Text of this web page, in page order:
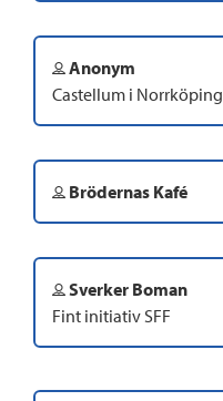
Anonym
Castellum i Norrköping
Brödernas Kafé
Sverker Boman
Fint initiativ SFF